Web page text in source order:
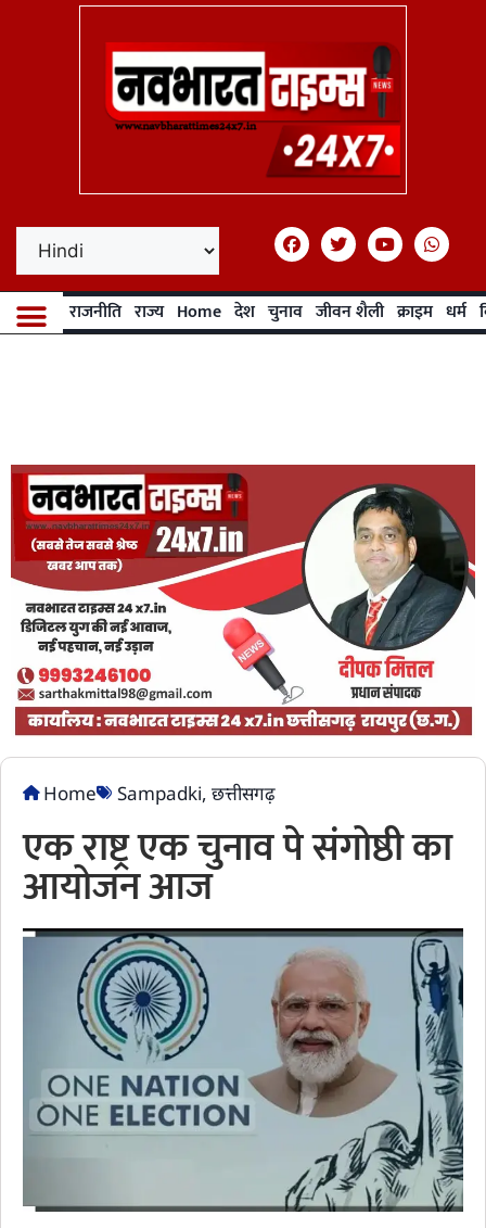
राजनीति राज्य Home देश चुनाव जीवन शैली क्राइम धर्म
Home Sampadki, छत्तीसगढ़
एक राष्ट्र एक चुनाव पे संगोष्ठी का
आयोजन आज